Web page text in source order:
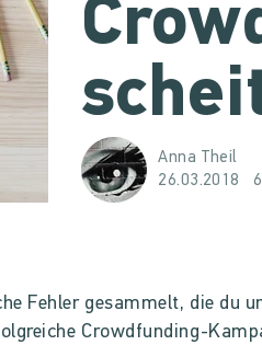
Anna Theil
26.03.2018
Fehler gesammelt, die du
Crowdfunding-